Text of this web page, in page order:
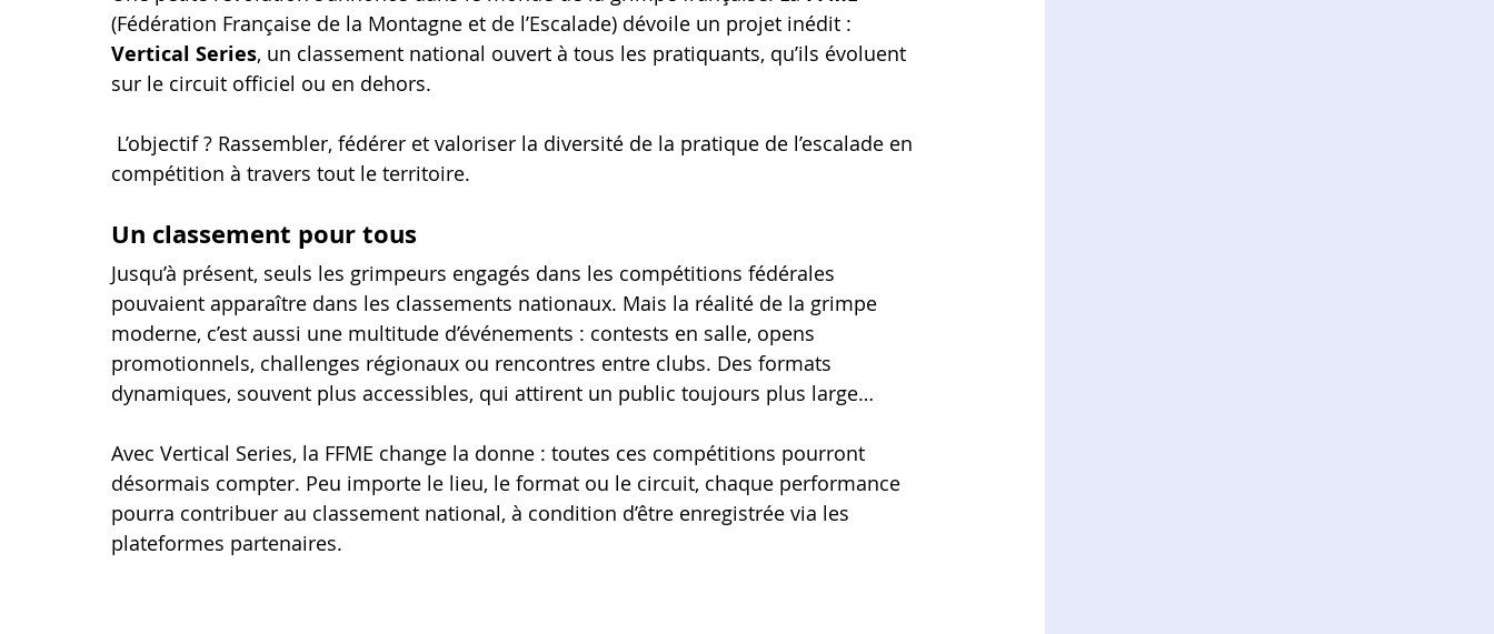
(Fédération Française de la Montagne et de l’Escalade) dévoile un projet inédit :
Vertical Series, un classement national ouvert à tous les pratiquants, qu’ils évoluent
sur le circuit officiel ou en dehors.
compétition à travers tout le territoire.
Un classement pour tous
Jusqu’à présent, seuls les grimpeurs engagés dans les compétitions fédérales
pouvaient apparaître dans les classements nationaux. Mais la réalité de la grimpe
moderne, c’est aussi une multitude d’événements : contests en salle, opens
promotionnels, challenges régionaux ou rencontres entre clubs. Des formats
dynamiques, souvent plus accessibles, qui attirent un public toujours plus large…
Avec Vertical Series, la FFME change la donne : toutes ces compétitions pourront
désormais compter. Peu importe le lieu, le format ou le circuit, chaque performance
pourra contribuer au classement national, à condition d’être enregistrée via les
plateformes partenaires.